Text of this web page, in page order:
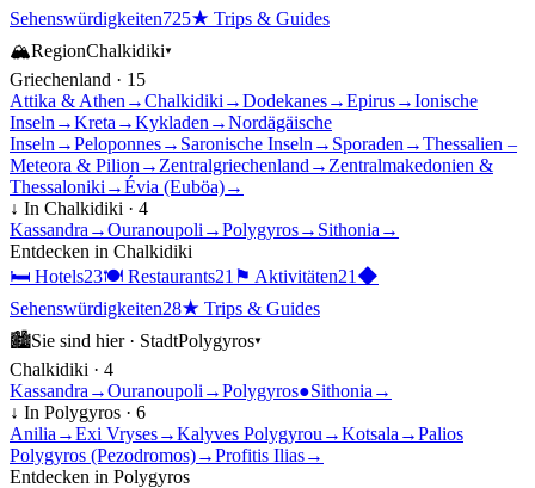
Sehenswürdigkeiten725★ Trips & Guides
🏔RegionChalkidiki▾
Griechenland · 15
Attika & Athen →Chalkidiki →Dodekanes→Epirus→Ionische
Inseln →Kreta →Kykladen →Nordägäische
Inseln →Peloponnes→ Saronische Inseln → Sporaden →Thessalien –
Meteora & Pilion → Zentralgriechenland → Zentralmakedonien &
Thessaloniki →Évia (Euböa)→
↓ In Chalkidiki · 4
Kassandra →Ouranoupoli →Polygyros→ Sithonia →
Entdecken in Chalkidiki
🛏 Hotels23🍽 Restaurants21 ⚑ Aktivitäten21 ◆
Sehenswürdigkeiten28★ Trips & Guides
🏙Sie sind hier · StadtPolygyros▾
Chalkidiki · 4
Kassandra →Ouranoupoli →Polygyros●Sithonia →
↓ In Polygyros · 6
Anilia →Exi Vryses→Kalyves Polygyrou →Kotsala →Palios
Polygyros (Pezodromos)→Profitis Ilias→
Entdecken in Polygyros